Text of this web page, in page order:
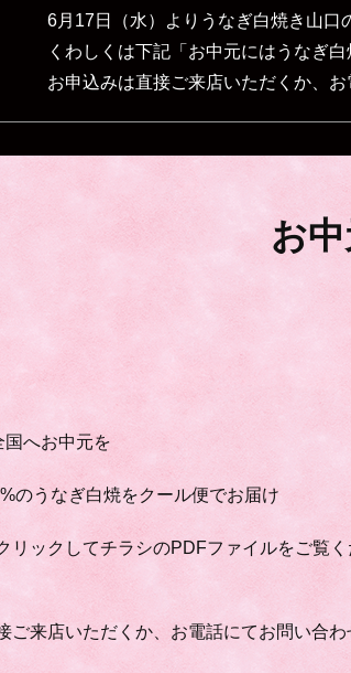
6月17日（水）よりうなぎ白焼き山口
くわしくは下記「お中元にはうなぎ
お申込みは直接ご来店いただくか、お
お
へお中元を
のうなぎ白焼をクール便でお届け
リックしてチラシのPDFファイルをご覧く
ご来店いただくか、お電話にてお問い合わ